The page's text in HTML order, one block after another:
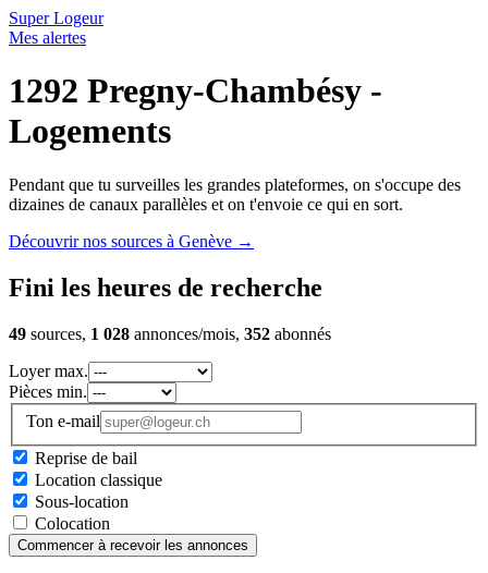
Super Logeur
Mes alertes
1292 Pregny-Chambésy -
Logements
Pendant que tu surveilles les grandes plateformes, on s'occupe des
dizaines de canaux parallèles et on t'envoie ce qui en sort.
Découvrir nos sources à Genève →
Fini les heures de recherche
49 sources, 1 028 annonces/mois, 352 abonnés
Loyer max.
Pièces min.
Ton e-mail
Reprise de bail
Location classique
Sous-location
Colocation
Commencer à recevoir les annonces